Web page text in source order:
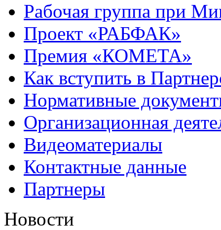
Рабочая группа при
Проект «РАБФАК»
Премия «КОМЕТА»
Как вступить в
Нормативные
Организационная
Видеоматериалы
Контактные данные
Партнеры
Новости